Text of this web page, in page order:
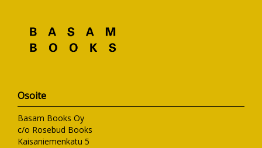
Osoite
Basam Books Oy
c/o Rosebud Books
Kaisaniemenkatu 5